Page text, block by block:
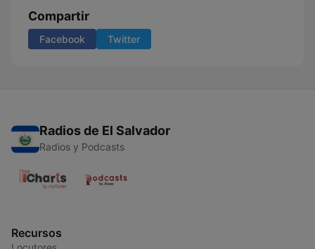
Compartir
Facebook Twitter
Radios de El Salvador
Radios y Podcasts
Recursos